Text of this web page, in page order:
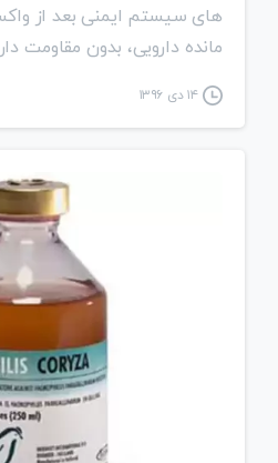
های سیستم ایمنی بعد از
مانده دارویی، بدون مقاومت
۱۴ دی ۱۳۹۶